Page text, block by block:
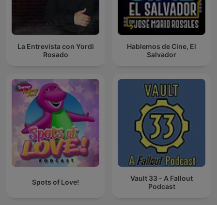
La Entrevista con Yordi
Rosado
Hablemos de Cine, El
Salvador
Spots of Love!
Vault 33 - A Fallout
Podcast